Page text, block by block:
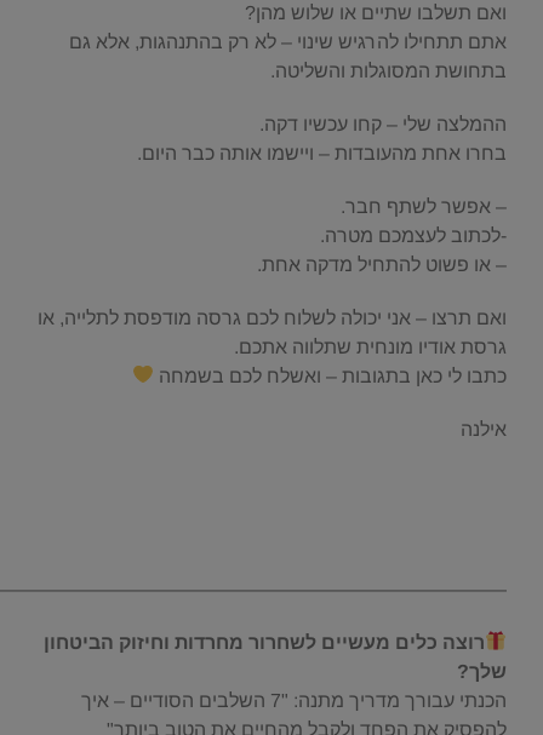
ואם תשלבו שתיים או שלוש מהן?
אתם תתחילו להרגיש שינוי – לא רק בהתנהגות, אלא גם
בתחושת המסוגלות והשליטה.
ההמלצה שלי – קחו עכשיו דקה.
בחרו אחת מהעובדות – ויישמו אותה כבר היום.
– אפשר לשתף חבר.
-לכתוב לעצמכם מטרה.
– או פשוט להתחיל מדקה אחת.
ואם תרצו – אני יכולה לשלוח לכם גרסה מודפסת לתלייה, או
גרסת אודיו מונחית שתלווה אתכם.
כתבו לי כאן בתגובות – ואשלח לכם בשמחה
אילנה
רוצה כלים מעשיים לשחרור מחרדות וחיזוק הביטחון
שלך?
הכנתי עבורך מדריך מתנה: "7 השלבים הסודיים – איך
להפסיק את הפחד ולקבל מהחיים את הטוב ביותר"